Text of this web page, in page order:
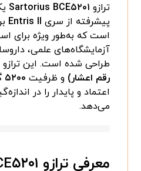
ترازو Sartorius BCE۵۲۰۱
پیشرفته از سری Entris II
است که به‌طور ویژه برای
آزمایشگاه‌های علمی،
طراحی شده است. این
رقم اعشار) و ظرفیت ۵۲۰۰ گرم
اعتماد و پایدار را در
می‌دهد.
معرفی ترازو Sartorius BCE۵۲۰۱